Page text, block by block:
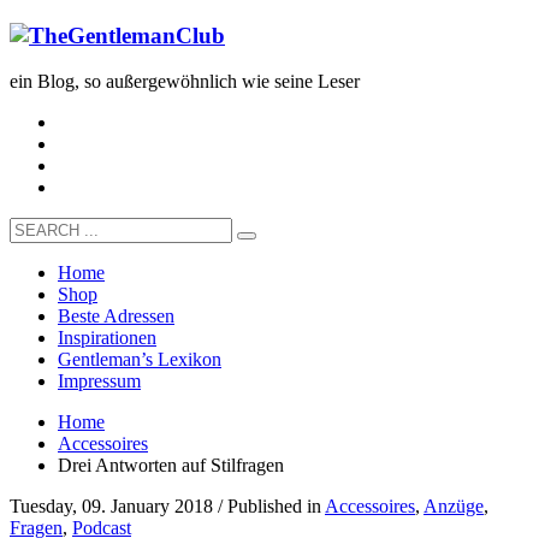
ein Blog, so außergewöhnlich wie seine Leser
Home
Shop
Beste Adressen
Inspirationen
Gentleman’s Lexikon
Impressum
Home
Accessoires
Drei Antworten auf Stilfragen
Tuesday, 09. January 2018 /Published inAccessoires, Anzüge,
Fragen, Podcast